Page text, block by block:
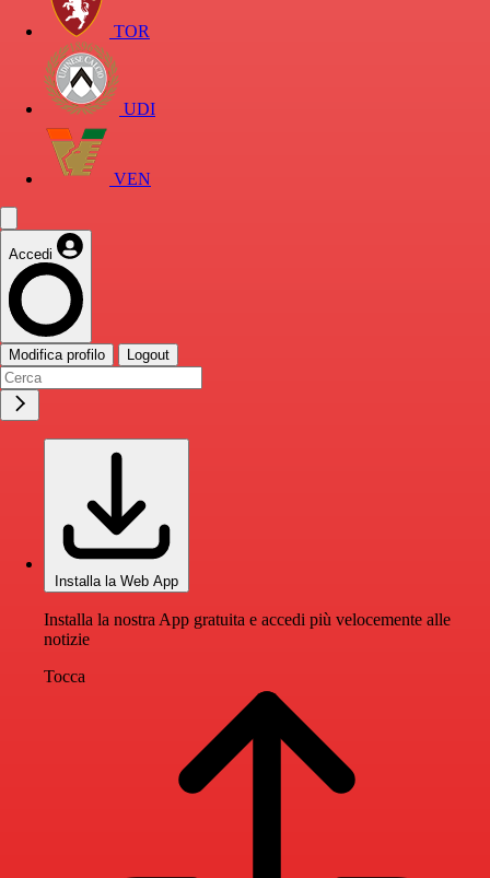
TOR
UDI
VEN
Accedi
Modifica profilo Logout
Installa la Web App
Installa la nostra App gratuita e accedi più velocemente alle
notizie
Tocca